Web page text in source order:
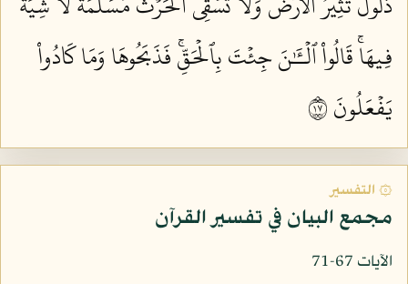
فِيهَاۚ قَالُواْ ٱلۡـَٰٔنَ جِئۡتَ بِٱلۡحَقِّۚ فَذَبَحُوهَا وَمَا كَادُواْ
يَفۡعَلُونَ ٧١
۞ التفسير
مجمع البيان في تفسير القرآن
الآيات 67-71